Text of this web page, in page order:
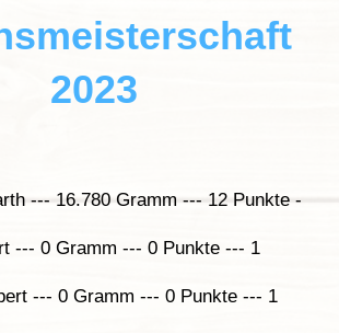
2023
--- 16.780 Gramm --- 12 Punkte -
--- 0 Gramm --- 0 Punkte --- 1
--- 0 Gramm --- 0 Punkte --- 1